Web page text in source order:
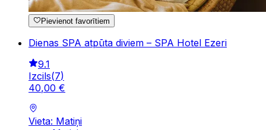
Pievienot favorītiem
Dienas SPA atpūta diviem – SPA Hotel Ezeri
9.1
Izcils(7)
40,00 €
Vieta: Matiņi